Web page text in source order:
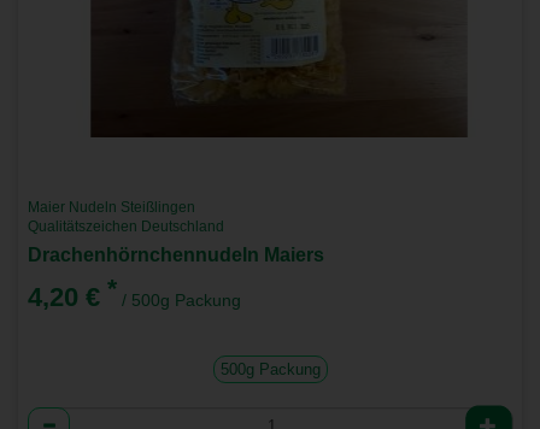
Maier Nudeln Steißlingen
Qualitätszeichen Deutschland
Drachenhörnchennudeln Maiers
4,20 € * / 500g Packung
500g Packung
Anzahl